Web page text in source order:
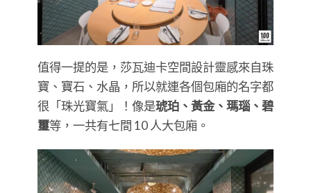
值得一提的是，莎瓦迪卡空間設計靈感來自珠
寶、寶石、水晶，所以就連各個包廂的名字都
很「珠光寶氣」！像是琥珀、黃金、瑪瑙、碧
璽等，一共有七間 10 人大包廂。